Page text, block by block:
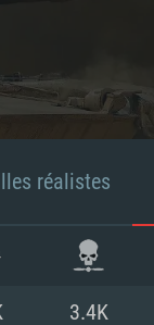
réalistes
3.4K